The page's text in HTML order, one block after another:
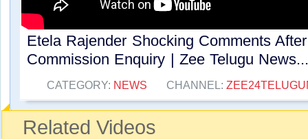
Etela Rajender Shocking Comments
Commission Enquiry | Zee Telugu
CATEGORY: NEWS CHANNEL:
Related Videos